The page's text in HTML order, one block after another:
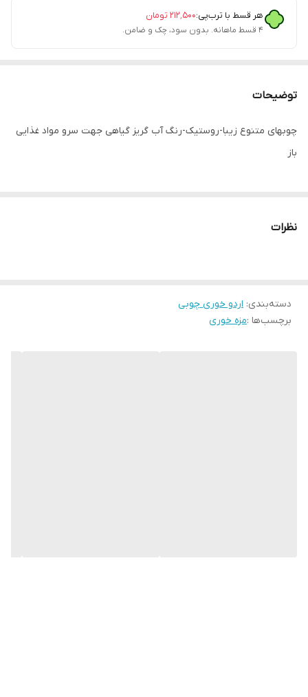
هر قسط با ترب‌پی:۲۱۲٬۵۰۰ تومان
۴ قسط ماهانه. بدون سود، چک و ضامن.
توضیحات
چوبهای متنوع زیبا-روستیک-رنگ آب گریز گیاهی جهت سرو مواد غذایی
باز
نظرات
دسته‌بندی: اردو خوری چوبی
برچسب‌ها :مزه خوری